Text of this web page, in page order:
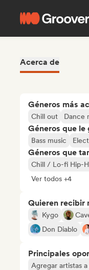
Acerca de
Géneros más
Chill out Dance
Géneros que le
Bass music
Géneros que
Chill / Lo-fi Hip-
Ver todos +4
Quieren recibir
Kygo
Don Diablo
Principales
Agregar artistas